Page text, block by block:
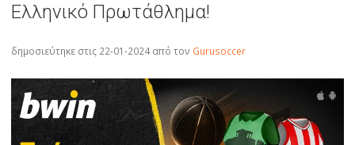
Ελληνικό Πρωτάθλημα!
δημοσιεύτηκε στις 22-01-2024από τον Gurusoccer